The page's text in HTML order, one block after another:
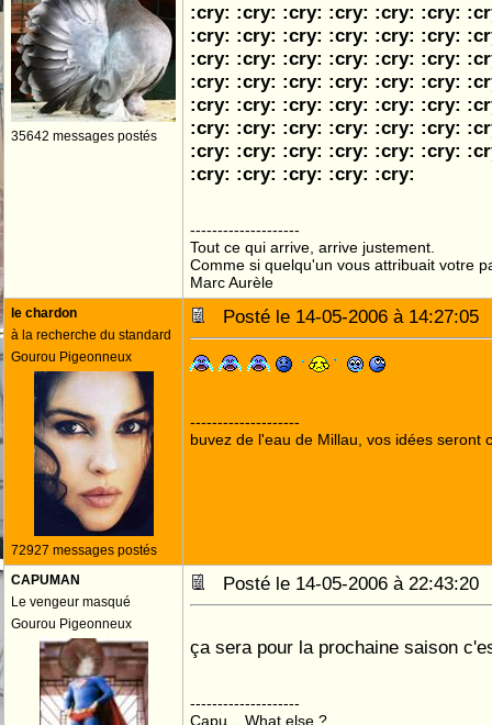
35642 messages postés
:cry: :cry: :cry: :cry: :cry: :cry:
:cry: :cry: :cry: :cry: :cry: :cry:
:cry: :cry: :cry: :cry: :cry: :cry:
:cry: :cry: :cry: :cry: :cry: :cry:
:cry: :cry: :cry: :cry: :cry: :cry:
:cry: :cry: :cry: :cry: :cry: :cry:
:cry: :cry: :cry: :cry: :cry: :cry:
:cry: :cry: :cry: :cry: :cry:
--------------------
Tout ce qui arrive, arrive justement.
Comme si quelqu'un vous attribuait votre
Marc Aurèle
le chardon
à la recherche du standard
Gourou Pigeonneux
72927 messages postés
Posté le 14-05-2006 à
--------------------
buvez de l'eau de Millau, vos idées seront
CAPUMAN
Le vengeur masqué
Gourou Pigeonneux
Posté le 14-05-2006 à
ça sera pour la prochaine saison
--------------------
Capu... What else ?